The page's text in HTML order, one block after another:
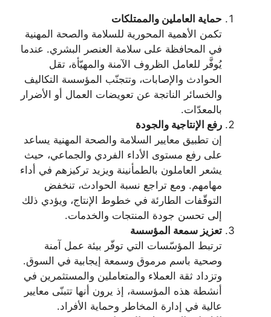
حماية العاملين والممتلكات
تكمن الأهمية المحورية للسلامة والصحة المهنية
في المحافظة على سلامة العنصر البشري. عندما
يُوفَّر للعامل الظروف الآمنة والمهيّأة، تقل
الحوادث والإصابات، وتتجنّب المؤسسة التكاليف
والخسائر الناتجة عن تعويضات العمال أو الأضرار
بالمعدّات.
رفع الإنتاجية والجودة
إن تطبيق معايير السلامة والصحة المهنية يساعد
على رفع مستوى الأداء الفردي والجماعي، حيث
يشعر العاملون بالطمأنينة ويزيد تركيزهم في أداء
مهامهم. ومع تراجع نسبة الحوادث، تنخفض
التوقّفات الطارئة في خطوط الإنتاج، ويؤدي ذلك
إلى تحسن جودة المنتجات والخدمات.
تعزيز سمعة المؤسسة
ترتبط المؤسّسات التي توفّر بيئة عمل آمنة
وصحية باسم مرموق وسمعة إيجابية في السوق.
وتزداد ثقة العملاء والمتعاملين والمستثمرين في
أنشطة هذه المؤسسة، إذ يرون أنها تتبنّى معايير
عالية في إدارة المخاطر وحماية الأفراد.